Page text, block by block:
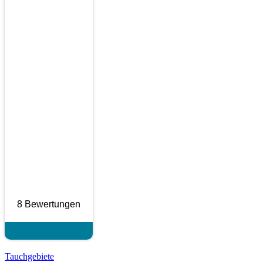
8 Bewertungen
Tauchgebiete